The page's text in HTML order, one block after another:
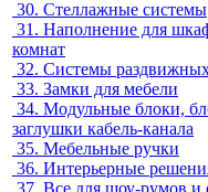
30. Стеллажные системы
31. Наполнение для
комнат
32. Системы
33. Замки для мебели
34. Модульные блоки,
заглушки кабель-канала
35. Мебельные ручки
36. Интерьерные
37. Все для шоу-румов и